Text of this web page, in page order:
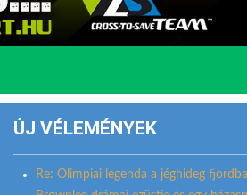
ÚJ VÉLEMÉNYEK
Re: Olimpiai legenda a jéghideg